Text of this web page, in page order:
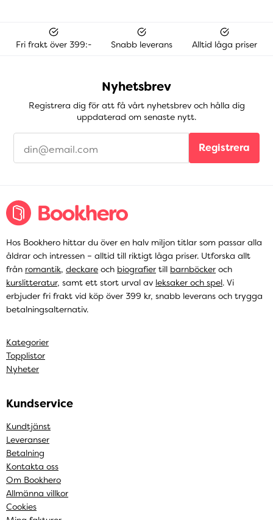
Fri frakt över 399:- Snabb leverans Alltid låga priser
Nyhetsbrev
Registrera dig för att få vårt nyhetsbrev och hålla dig
uppdaterad om senaste nytt.
Registrera
Hos Bookhero hittar du över en halv miljon titlar som passar alla
åldrar och intressen – alltid till riktigt låga priser. Utforska allt
från romantik, deckare och biografier till barnböcker och
kurslitteratur, samt ett stort urval av leksaker och spel. Vi
erbjuder fri frakt vid köp över 399 kr, snabb leverans och trygga
betalningsalternativ.
Kategorier
Topplistor
Nyheter
Kundservice
Kundtjänst
Leveranser
Betalning
Kontakta oss
Om Bookhero
Allmänna villkor
Cookies